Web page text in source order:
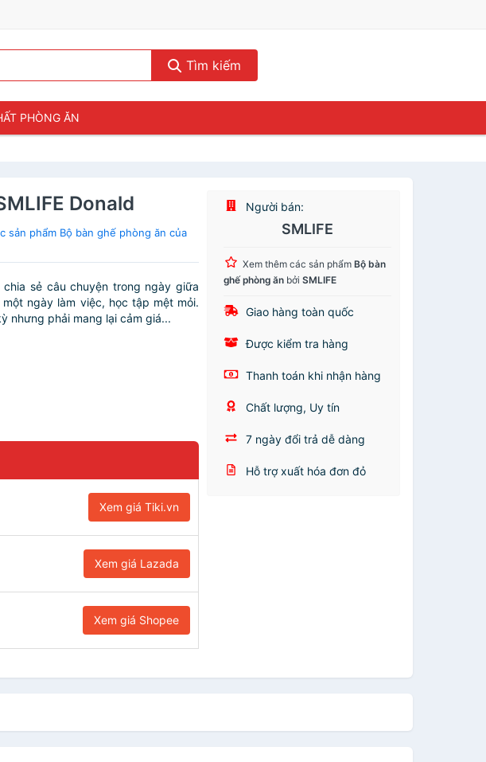
Tìm kiếm
PHÒNG ĂN
Donald
sản phẩm Bộ bàn ghế phòng ăn của
sẻ câu chuyện trong ngày giữa
ngày làm việc, học tập mệt mỏi.
nhưng phải mang lại cảm giá...
Xem giá Tiki.vn
Xem giá Lazada
Xem giá Shopee
Người bán:
SMLIFE
Xem thêm các sản phẩmBộ bàn
ghế phòng ăn bởiSMLIFE
Giao hàng toàn quốc
Được kiểm tra hàng
Thanh toán khi nhận hàng
Chất lượng, Uy tín
7 ngày đổi trả dễ dàng
Hỗ trợ xuất hóa đơn đỏ